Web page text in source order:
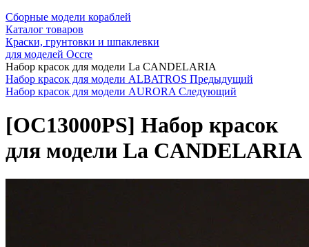
Сборные модели кораблей
Каталог товаров
Краски, грунтовки и шпаклевки
для моделей Occre
Набор красок для модели La CANDELARIA
Набор красок для модели ALBATROS Предыдущий
Набор красок для модели AURORA Следующий
[OC13000PS] Набор красок
для модели La CANDELARIA